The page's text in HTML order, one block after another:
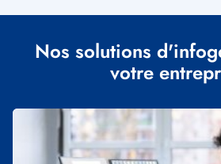
Nos solutions
votre
Illustration